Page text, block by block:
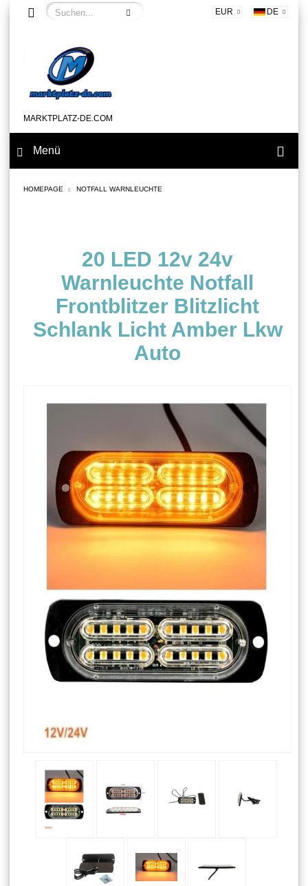
EUR DE
MARKTPLATZ-DE.COM
Menü
HOMEPAGE NOTFALL WARNLEUCHTE
20 LED 12v 24v
Warnleuchte Notfall
Frontblitzer Blitzlicht
Schlank Licht Amber Lkw
Auto